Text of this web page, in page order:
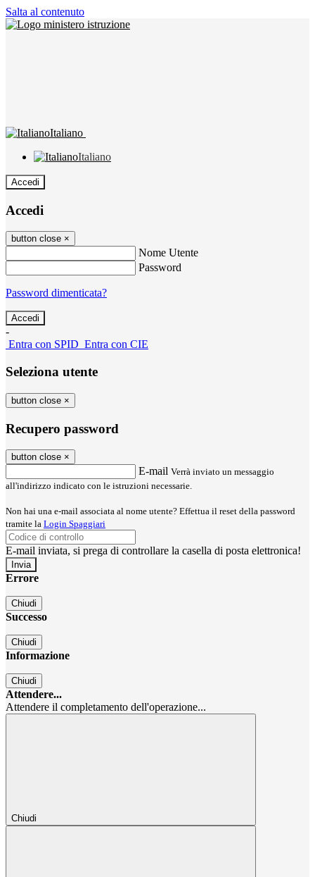
Salta al contenuto
Italiano
Italiano
Accedi
Accedi
button close ×
Nome Utente
Password
Password dimenticata?
-
Entra con SPID Entra con CIE
Seleziona utente
button close ×
Recupero password
button close ×
E-mail Verrà inviato un messaggio
all'indirizzo indicato con le istruzioni necessarie.
Non hai una e-mail associata al nome utente? Effettua il reset della password
tramite la Login Spaggiari
E-mail inviata, si prega di controllare la casella di posta elettronica!
Errore
Chiudi
Successo
Chiudi
Informazione
Chiudi
Attendere...
Attendere il completamento dell'operazione...
Chiudi